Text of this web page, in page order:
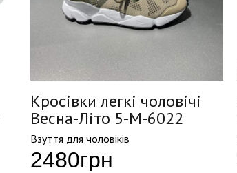
Кросівки легкі чоловічі
Весна-Літо 5-M-6022
Взуття для чоловіків
2480грн